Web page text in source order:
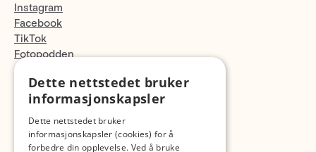
Instagram
Facebook
TikTok
Fotopodden
Med forbehold om skrive- og lagerfeil
Dette nettstedet bruker
informasjonskapsler
Dette nettstedet bruker
informasjonskapsler (cookies) for å
forbedre din opplevelse. Ved å bruke